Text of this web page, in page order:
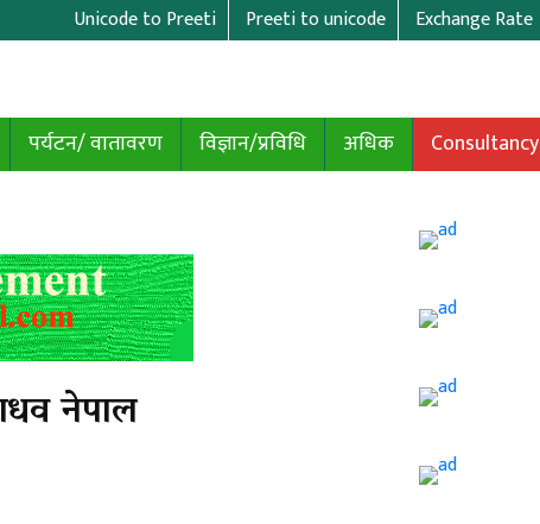
Unicode to Preeti Preeti to unicode Exchange Rate
पर्यटन/ वातावरण विज्ञान/प्रविधि अधिक Consultancy
नेपाल